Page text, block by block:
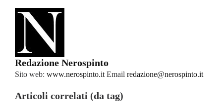
Redazione Nerospinto
Sito web: www.nerospinto.it Email redazione@nerospinto.it
Articoli correlati (da tag)